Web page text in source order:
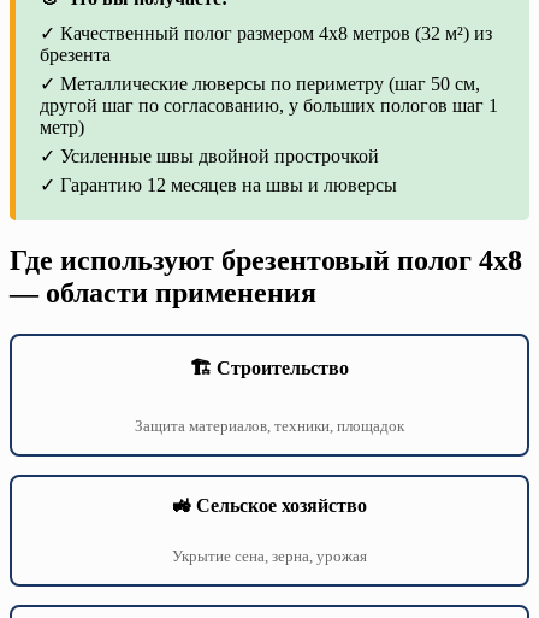
✓ Качественный полог размером 4х8 метров (32 м²) из
брезента
✓ Металлические люверсы по периметру (шаг 50 см,
другой шаг по согласованию, у больших пологов шаг 1
метр)
✓ Усиленные швы двойной прострочкой
✓ Гарантию 12 месяцев на швы и люверсы
Где используют брезентовый полог 4х8
— области применения
🏗️ Строительство
Защита материалов, техники, площадок
🚜 Сельское хозяйство
Укрытие сена, зерна, урожая